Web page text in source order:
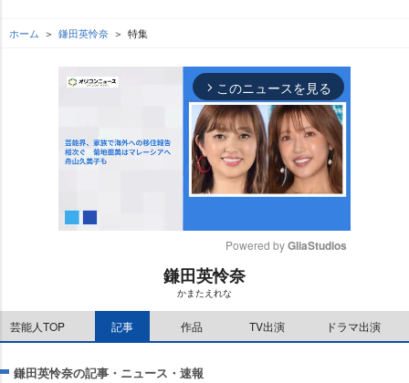
ホーム 鎌田英怜奈 特集
arrow_forward_ios このニュースを見る
Powered by GliaStudios
鎌田英怜奈
かまたえれな
芸能人TOP 記事 作品 TV出演 ドラマ出演
鎌田英怜奈の記事・ニュース・速報